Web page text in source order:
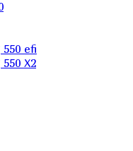
efi
X2